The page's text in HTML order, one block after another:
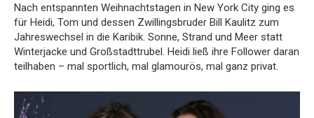
Nach entspannten Weihnachtstagen in New York City ging es
für Heidi, Tom und dessen Zwillingsbruder Bill Kaulitz zum
Jahreswechsel in die Karibik. Sonne, Strand und Meer statt
Winterjacke und Großstadttrubel. Heidi ließ ihre Follower daran
teilhaben – mal sportlich, mal glamourös, mal ganz privat.